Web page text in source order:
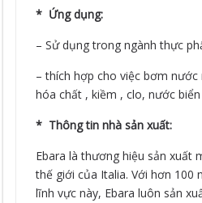
* Ứng dụng:
– Sử dụng trong ngành thực
– thích hợp cho việc bơm
hóa chất , kiềm , clo, nước
* Thông tin nhà sản xuất:
Ebara là thương hiệu sản xuất
thế giới của Italia. Với hơn 100
lĩnh vực này, Ebara luôn sản